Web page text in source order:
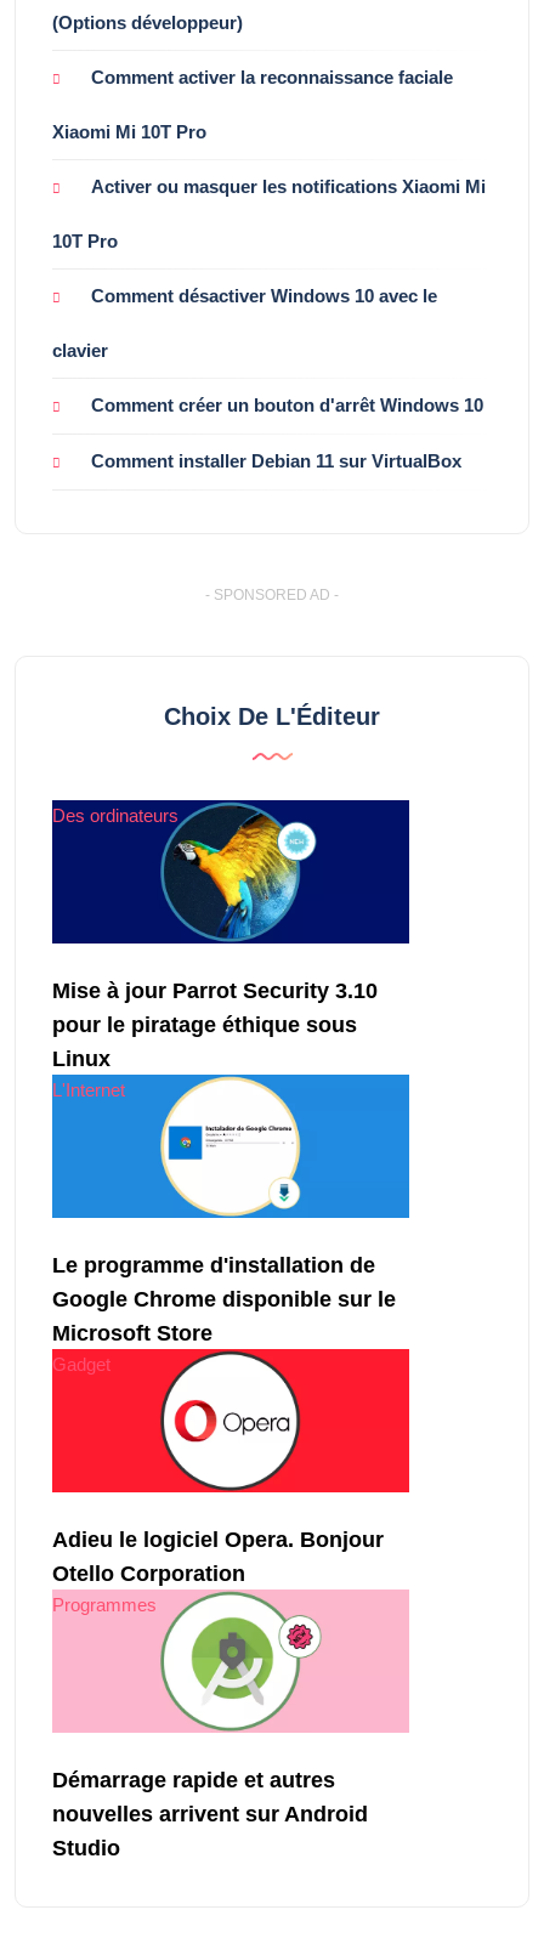
(Options développeur)
Comment activer la reconnaissance faciale
Xiaomi Mi 10T Pro
Activer ou masquer les notifications Xiaomi Mi
10T Pro
Comment désactiver Windows 10 avec le
clavier
Comment créer un bouton d'arrêt Windows 10
Comment installer Debian 11 sur VirtualBox
- SPONSORED AD -
Choix De L'Éditeur
Des ordinateurs
Mise à jour Parrot Security 3.10
pour le piratage éthique sous
Linux
L'Internet
Le programme d'installation de
Google Chrome disponible sur le
Microsoft Store
Gadget
Adieu le logiciel Opera. Bonjour
Otello Corporation
Programmes
Démarrage rapide et autres
nouvelles arrivent sur Android
Studio